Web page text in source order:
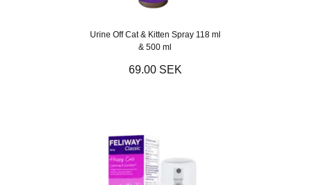
Urine Off Cat & Kitten Spray 118 ml
& 500 ml
69.00 SEK